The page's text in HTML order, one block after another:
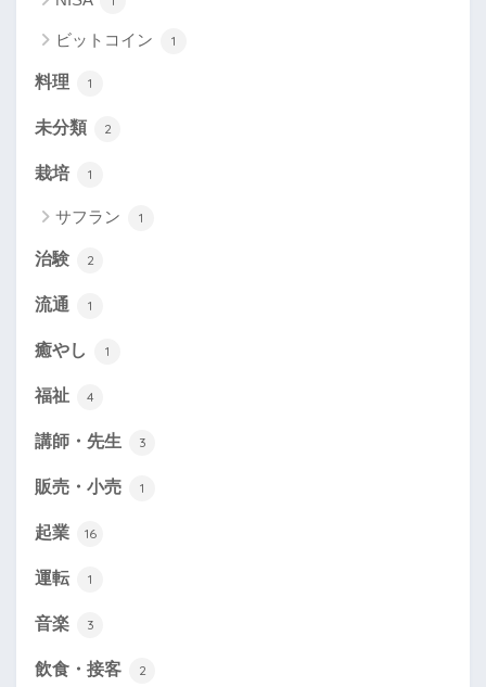
ビットコイン 1
料理 1
未分類 2
栽培 1
サフラン 1
治験 2
流通 1
癒やし 1
福祉 4
講師・先生 3
販売・小売 1
起業 16
運転 1
音楽 3
飲食・接客 2